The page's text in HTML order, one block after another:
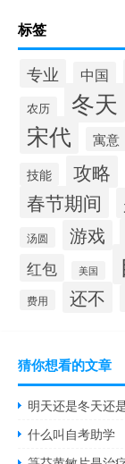
标签
专业 中国
农历 冬天
宋代 寓意
技能 攻略
春节期间
汤圆 游戏
红包
美国
费用 还不
猜你想看的文章
明天还是冬天还
什么叫自考助学